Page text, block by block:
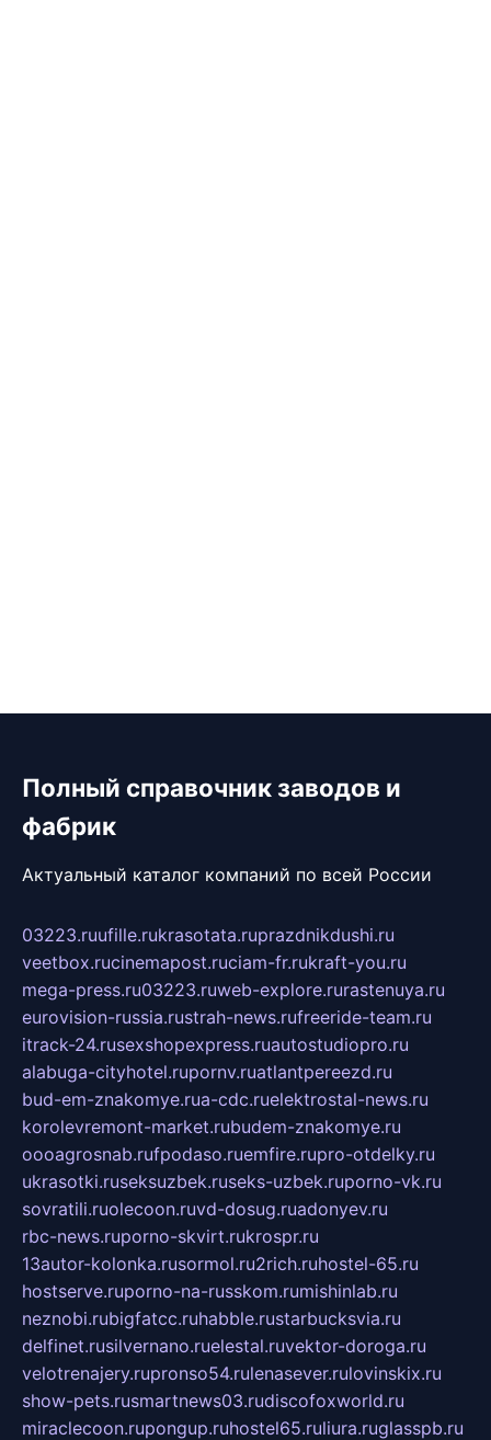
Полный справочник заводов и
фабрик
Актуальный каталог компаний по всей России
03223.ruufille.rukrasotata.ruprazdnikdushi.ru
veetbox.rucinemapost.ruciam-fr.rukraft-you.ru
mega-press.ru03223.ruweb-explore.rurastenuya.ru
eurovision-russia.rustrah-news.rufreeride-team.ru
itrack-24.rusexshopexpress.ruautostudiopro.ru
alabuga-cityhotel.rupornv.ruatlantpereezd.ru
bud-em-znakomye.rua-cdc.ruelektrostal-news.ru
korolevremont-market.rubudem-znakomye.ru
oooagrosnab.rufpodaso.ruemfire.rupro-otdelky.ru
ukrasotki.ruseksuzbek.ruseks-uzbek.ruporno-vk.ru
sovratili.ruolecoon.ruvd-dosug.ruadonyev.ru
rbc-news.ruporno-skvirt.rukrospr.ru
13autor-kolonka.rusormol.ru2rich.ruhostel-65.ru
hostserve.ruporno-na-russkom.rumishinlab.ru
neznobi.rubigfatcc.ruhabble.rustarbucksvia.ru
delfinet.rusilvernano.ruelestal.ruvektor-doroga.ru
velotrenajery.rupronso54.rulenasever.rulovinskix.ru
show-pets.rusmartnews03.rudiscofoxworld.ru
miraclecoon.rupongup.ruhostel65.ruliura.ruglasspb.ru